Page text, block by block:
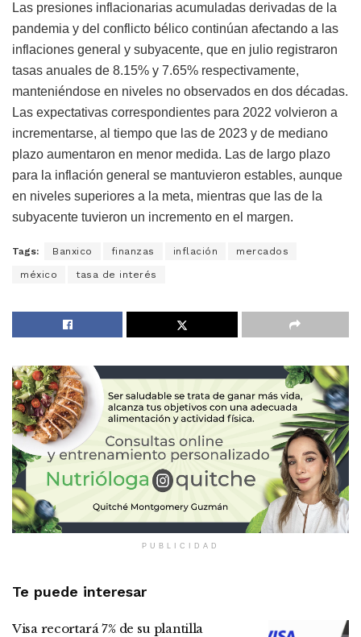
Las presiones inflacionarias acumuladas derivadas de la
pandemia y del conflicto bélico continúan afectando a las
inflaciones general y subyacente, que en julio registraron
tasas anuales de 8.15% y 7.65% respectivamente,
manteniéndose en niveles no observados en dos décadas.
Las expectativas correspondientes para 2022 volvieron a
incrementarse, al tiempo que las de 2023 y de mediano
plazo aumentaron en menor medida. Las de largo plazo
para la inflación general se mantuvieron estables, aunque
en niveles superiores a la meta, mientras que las de la
subyacente tuvieron un incremento en el margen.
Tags: Banxico finanzas inflación mercados
méxico tasa de interés
PUBLICIDAD
Te puede interesar
Visa recortará 7% de su plantilla